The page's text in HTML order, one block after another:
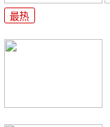
最热